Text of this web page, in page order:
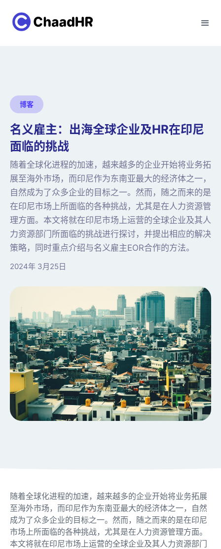
博客
名义雇主：出海全球企业及HR在印尼
面临的挑战
随着全球化进程的加速，越来越多的企业开始将业务拓
展至海外市场，而印尼作为东南亚最大的经济体之一，
自然成为了众多企业的目标之一。然而，随之而来的是
在印尼市场上所面临的各种挑战，尤其是在人力资源管
理方面。本文将就在印尼市场上运营的全球企业及其人
力资源部门所面临的挑战进行探讨，并提出相应的解决
策略，同时重点介绍与名义雇主EOR合作的方法。
2024年 3月25日
随着全球化进程的加速，越来越多的企业开始将业务拓展
至海外市场，而印尼作为东南亚最大的经济体之一，自然
成为了众多企业的目标之一。然而，随之而来的是在印尼
市场上所面临的各种挑战，尤其是在人力资源管理方面。
本文将就在印尼市场上运营的全球企业及其人力资源部门